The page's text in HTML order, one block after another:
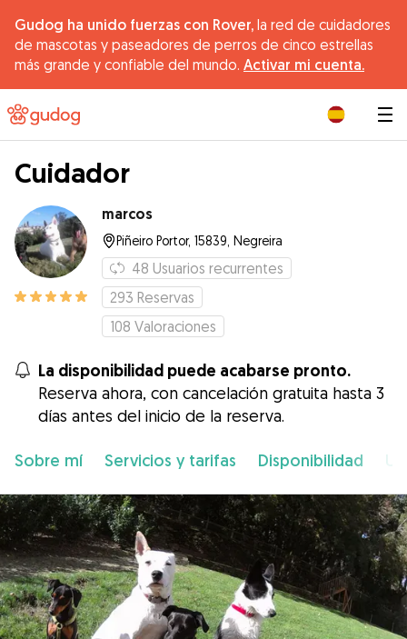
Gudog ha unido fuerzas con Rover, la red de cuidadores
de mascotas y paseadores de perros de cinco estrellas
más grande y confiable del mundo. Activar mi cuenta.
Cuidador
marcos
Piñeiro Portor, 15839, Negreira
48 Usuarios recurrentes
293 Reservas
108 Valoraciones
La disponibilidad puede acabarse pronto.
Reserva ahora, con cancelación gratuita hasta 3
días antes del inicio de la reserva.
Sobre mí Servicios y tarifas Disponibilidad